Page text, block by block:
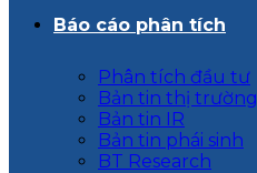
Báo cáo phân tích
Phân tích đầu tư
Bản tin thị trường
Bản tin IR
Bản tin phái sinh
BT Research